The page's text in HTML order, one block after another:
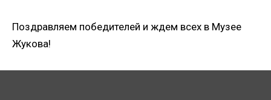
Поздравляем победителей и ждем всех в Музее
Жукова!